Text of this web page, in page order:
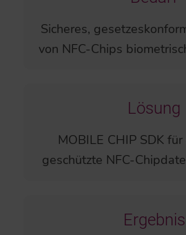
Sicheres,
von NFC-Chips
Lösung
MOBILE CHIP SDK
geschützte NFC-
Ergebnis